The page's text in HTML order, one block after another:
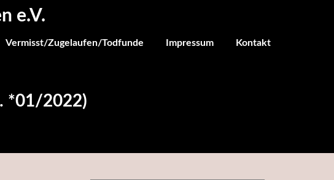
e.V.
Vermisst/Zugelaufen/Todfunde Impressum Kontakt
*01/2022)